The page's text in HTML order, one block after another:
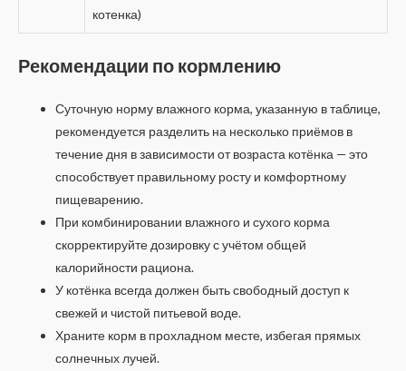
котенка)
Рекомендации по кормлению
Суточную норму влажного корма, указанную в таблице,
рекомендуется разделить на несколько приёмов в
течение дня в зависимости от возраста котёнка — это
способствует правильному росту и комфортному
пищеварению.
При комбинировании влажного и сухого корма
скорректируйте дозировку с учётом общей
калорийности рациона.
У котёнка всегда должен быть свободный доступ к
свежей и чистой питьевой воде.
Храните корм в прохладном месте, избегая прямых
солнечных лучей.